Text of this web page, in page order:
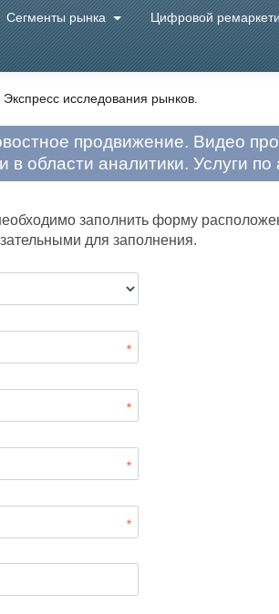
Сегменты рынка Цифровой
исследования рынков.
продвижение. Видео
в области аналитики. Услуги
заполнить форму
для заполнения.